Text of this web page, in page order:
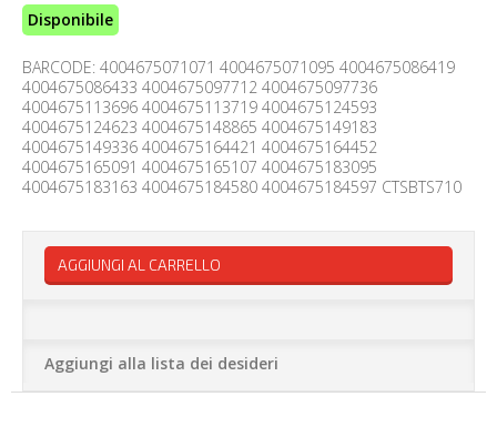
Disponibile
BARCODE: 4004675071071 4004675071095 4004675086419
4004675086433 4004675097712 4004675097736
4004675113696 4004675113719 4004675124593
4004675124623 4004675148865 4004675149183
4004675149336 4004675164421 4004675164452
4004675165091 4004675165107 4004675183095
4004675183163 4004675184580 4004675184597 CTSBTS710
AGGIUNGI AL CARRELLO
Aggiungi alla lista dei desideri